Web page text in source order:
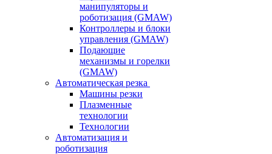
манипуляторы и
роботизация (GMAW)
Контроллеры и блоки
управления (GMAW)
Подающие
механизмы и горелки
(GMAW)
Автоматическая резка
Машины резки
Плазменные
технологии
Технологии
Автоматизация и
роботизация